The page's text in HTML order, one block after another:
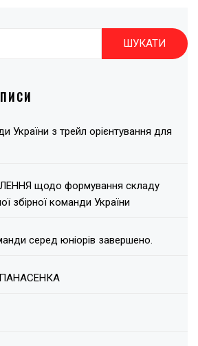
України з трейл орієнтування для
щодо формування складу
збірної команди України
серед юніорів завершено.